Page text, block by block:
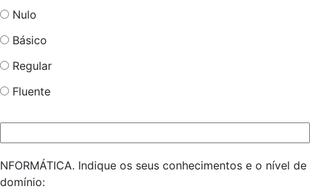
Nulo
Básico
Regular
Fluente
NFORMÁTICA. Indique os seus conhecimentos e o nível de
domínio: